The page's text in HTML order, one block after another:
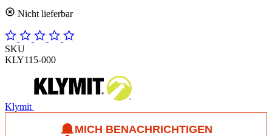
Nicht lieferbar
SKU
KLY115-000
Klymit
MICH BENACHRICHTIGEN